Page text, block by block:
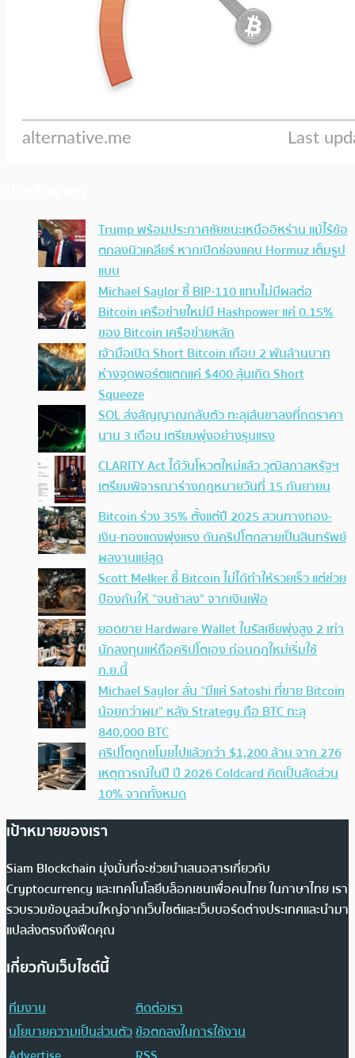
Trump พร้อมประกาศชัยชนะเหนืออิหร่าน แม้ไร้ข้อ
ตกลงนิวเคลียร์ หากเปิดช่องแคบ Hormuz เต็มรูป
แบบ
Michael Saylor ชี้ BIP-110 แทบไม่มีผลต่อ
Bitcoin เครือข่ายใหม่มี Hashpower แค่ 0.15%
ของ Bitcoin เครือข่ายหลัก
เจ้ามือเปิด Short Bitcoin เกือบ 2 พันล้านบาท
ห่างจุดพอร์ตแตกแค่ $400 ลุ้นเกิด Short
Squeeze
SOL ส่งสัญญาณกลับตัว ทะลุเส้นขาลงที่กดราคา
นาน 3 เดือน เตรียมพุ่งอย่างรุนแรง
CLARITY Act ได้วันโหวตใหม่แล้ว วุฒิสภาสหรัฐฯ
เตรียมพิจารณาร่างกฎหมายวันที่ 15 กันยายน
Bitcoin ร่วง 35% ตั้งแต่ปี 2025 สวนทางทอง-
เงิน-ทองแดงพุ่งแรง ดันคริปโตกลายเป็นสินทรัพย์
ผลงานแย่สุด
Scott Melker ชี้ Bitcoin ไม่ได้ทำให้รวยเร็ว แต่ช่วย
ป้องกันให้ “จนช้าลง” จากเงินเฟ้อ
ยอดขาย Hardware Wallet ในรัสเซียพุ่งสูง 2 เท่า
นักลงทุนแห่ถือคริปโตเอง ก่อนกฎใหม่เริ่มใช้
ก.ย.นี้
Michael Saylor ลั่น “มีแค่ Satoshi ที่ขาย Bitcoin
น้อยกว่าผม” หลัง Strategy ถือ BTC ทะลุ
840,000 BTC
คริปโตถูกขโมยไปแล้วกว่า $1,200 ล้าน จาก 276
เหตุการณ์ในปี ปี 2026 Coldcard คิดเป็นสัดส่วน
10% จากทั้งหมด
เป้าหมายของเรา
Siam Blockchain มุ่งมั่นที่จะช่วยนำเสนอสารเกี่ยวกับ
Cryptocurrency และเทคโนโลยีบล็อกเชนเพื่อคนไทย ในภาษาไทย เรา
รวบรวมข้อมูลส่วนใหญ่จากเว็บไซต์และเว็บบอร์ดต่างประเทศและนำมา
แปลส่งตรงถึงฟีดคุณ
เกี่ยวกับเว็บไซต์นี้
ทีมงาน
ติดต่อเรา
นโยบายความเป็นส่วนตัวข้อตกลงในการใช้งาน